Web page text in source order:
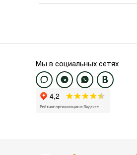
Мы в социальных сетях